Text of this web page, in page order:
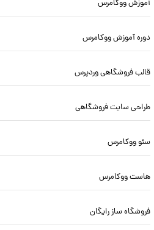
آموزش ووکامرس
دوره آموزش ووکامرس
قالب فروشگاهی وردپرس
طراحی سایت فروشگاهی
سئو ووکامرس
هاست ووکامرس
فروشگاه ساز رایگان